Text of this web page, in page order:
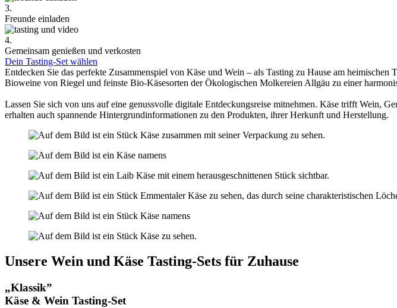
3.
Freunde einladen
4.
Gemeinsam genießen und verkosten
Dein Tasting-Set wählen
Entdecken Sie das perfekte Zusammenspiel von Käse und Wein – als Tasting zu Hause am
Bioweine von Riegel und feinste Bio-Käsesorten der Ökologischen Molkereien Allgäu zu einer
Lassen Sie sich von uns auf eine genussvolle digitale Entdeckungsreise mitnehmen. Käse trifft Wein,
erhalten auch spannende Hintergrundinformationen zu den Produkten, ihrer Herkunft und Herstellung.
Unsere Wein und Käse Tasting-Sets für Zuhause
„Klassik”
Käse & Wein Tasting-Set